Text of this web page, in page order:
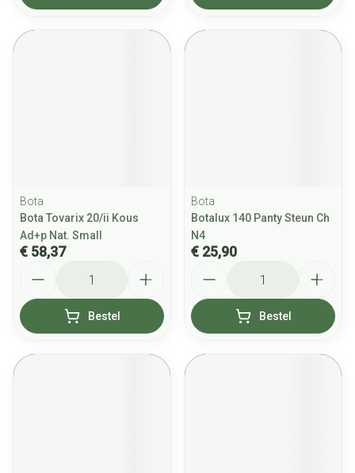
Bota
Bota Tovarix 20/ii Kous
Ad+p Nat. Small
€ 58,37
Bestel
Bota
Botalux 140 Panty Steun Ch
N4
€ 25,90
Bestel